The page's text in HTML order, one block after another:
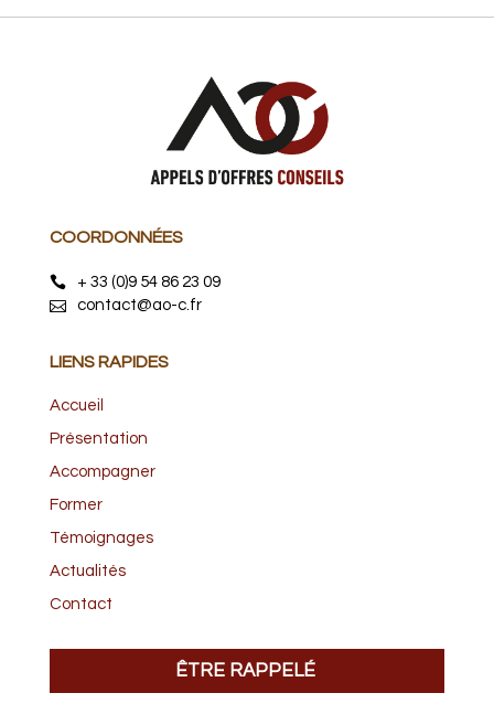
COORDONNÉES
+ 33 (0)9 54 86 23 09
contact@ao-c.fr
LIENS RAPIDES
Accueil
Présentation
Accompagner
Former
Témoignages
Actualités
Contact
ÊTRE RAPPELÉ